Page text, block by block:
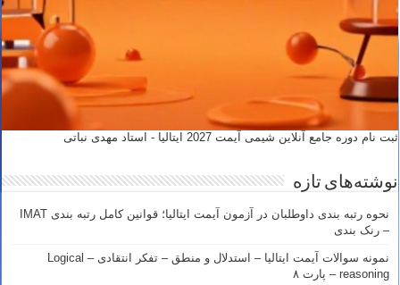
ثبت نام دوره جامع آنلاین شیمی آیمت 2027 ایتالیا - استاد مهدی نباتی
نوشته‌های تازه
نحوه رتبه بندی داوطلبان در آزمون آیمت ایتالیا؛ قوانین کامل رتبه بندی IMAT
– رنک بندی
نمونه سوالات آیمت ایتالیا – استدلال و منطق – تفکر انتقادی – Logical
reasoning – پارت ۸